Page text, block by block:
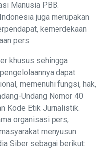
Manusia PBB.
juga merupakan
kemerdekaan
pers.
khusus sehingga
dapat
memenuhi fungsi, hak,
Undang Nomor 40
Kode Etik Jurnalistik.
organisasi pers,
menyusun
Siber sebagai berikut: